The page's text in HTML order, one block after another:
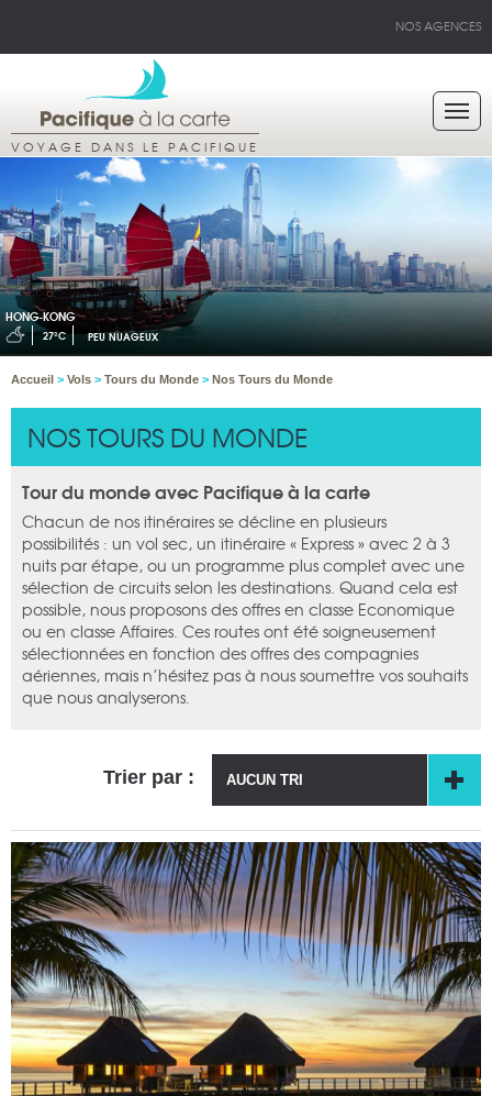
NOS AGENCES
VOYAGE DANS LE PACIFIQUE
HONG-KONG
27°C PEU NUAGEUX
Accueil > Vols > Tours du Monde > Nos Tours du Monde
NOS TOURS DU MONDE
Tour du monde avec Pacifique à la carte
Chacun de nos itinéraires se décline en plusieurs
possibilités : un vol sec, un itinéraire « Express » avec 2 à 3
nuits par étape, ou un programme plus complet avec une
sélection de circuits selon les destinations. Quand cela est
possible, nous proposons des offres en classe Economique
ou en classe Affaires. Ces routes ont été soigneusement
sélectionnées en fonction des offres des compagnies
aériennes, mais n’hésitez pas à nous soumettre vos souhaits
que nous analyserons.
Trier par : AUCUN TRI